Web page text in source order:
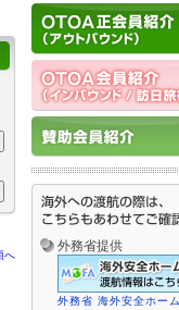
へ
外務省提供
外務省 海外安全ホー